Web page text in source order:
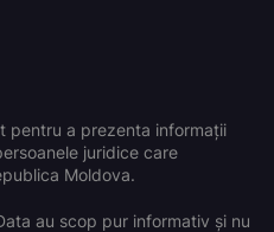
pentru a prezenta informații
juridice care
Moldova.
au scop pur informativ și nu